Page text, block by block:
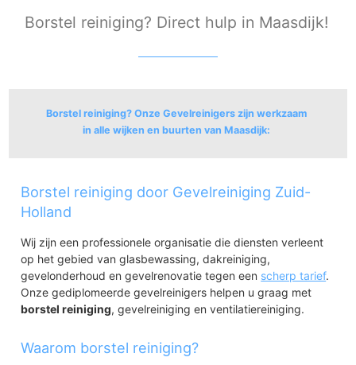
Borstel reiniging? Direct hulp in Maasdijk!
Borstel reiniging? Onze Gevelreinigers zijn werkzaam
in alle wijken en buurten van Maasdijk:
Maasdijk
Bedrijventerrein De Hoeven
Bedrijventerrein Honderland & Coldenhove
Borstel reiniging door Gevelreiniging Zuid-
Holland
Wij zijn een professionele organisatie die diensten verleent
op het gebied van glasbewassing, dakreiniging,
gevelonderhoud en gevelrenovatie tegen een scherp tarief.
Onze gediplomeerde gevelreinigers helpen u graag met
borstel reiniging, gevelreiniging en ventilatiereiniging.
Waarom borstel reiniging?